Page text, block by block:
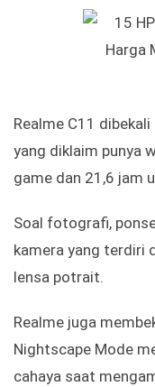
Realme C11
yang diklaim punya
game dan 21,6 jam
Soal fotografi,
kamera yang terdiri
lensa potrait.
Realme juga
Nightscape Mode
cahaya saat